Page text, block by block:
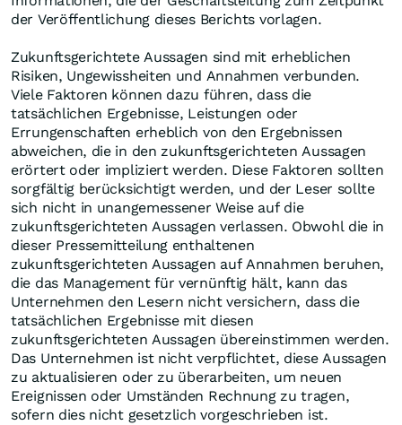
der Veröffentlichung dieses Berichts vorlagen.
Zukunftsgerichtete Aussagen sind mit erheblichen
Risiken, Ungewissheiten und Annahmen verbunden.
Viele Faktoren können dazu führen, dass die
tatsächlichen Ergebnisse, Leistungen oder
Errungenschaften erheblich von den Ergebnissen
abweichen, die in den zukunftsgerichteten Aussagen
erörtert oder impliziert werden. Diese Faktoren sollten
sorgfältig berücksichtigt werden, und der Leser sollte
sich nicht in unangemessener Weise auf die
zukunftsgerichteten Aussagen verlassen. Obwohl die in
dieser Pressemitteilung enthaltenen
zukunftsgerichteten Aussagen auf Annahmen beruhen,
die das Management für vernünftig hält, kann das
Unternehmen den Lesern nicht versichern, dass die
tatsächlichen Ergebnisse mit diesen
zukunftsgerichteten Aussagen übereinstimmen werden.
Das Unternehmen ist nicht verpflichtet, diese Aussagen
zu aktualisieren oder zu überarbeiten, um neuen
Ereignissen oder Umständen Rechnung zu tragen,
sofern dies nicht gesetzlich vorgeschrieben ist.